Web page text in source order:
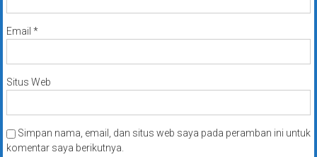
Email *
Situs Web
Simpan nama, email, dan situs web saya pada peramban ini untuk
komentar saya berikutnya.